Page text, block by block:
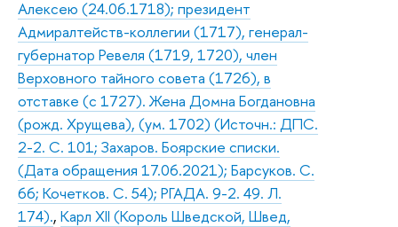
Алексею (24.06.1718); президент
Адмиралтейств-коллегии (1717), генерал-
губернатор Ревеля (1719, 1720), член
Верховного тайного совета (1726), в
отставке (с 1727). Жена Домна Богдановна
(рожд. Хрущева), (ум. 1702) (Источн.: ДПС.
2-2. С. 101; Захаров. Боярские списки.
(Дата обращения 17.06.2021); Барсуков. С.
66; Кочетков. С. 54); РГАДА. 9-2. 49. Л.
174)., Карл XII (Король Шведской, Швед,